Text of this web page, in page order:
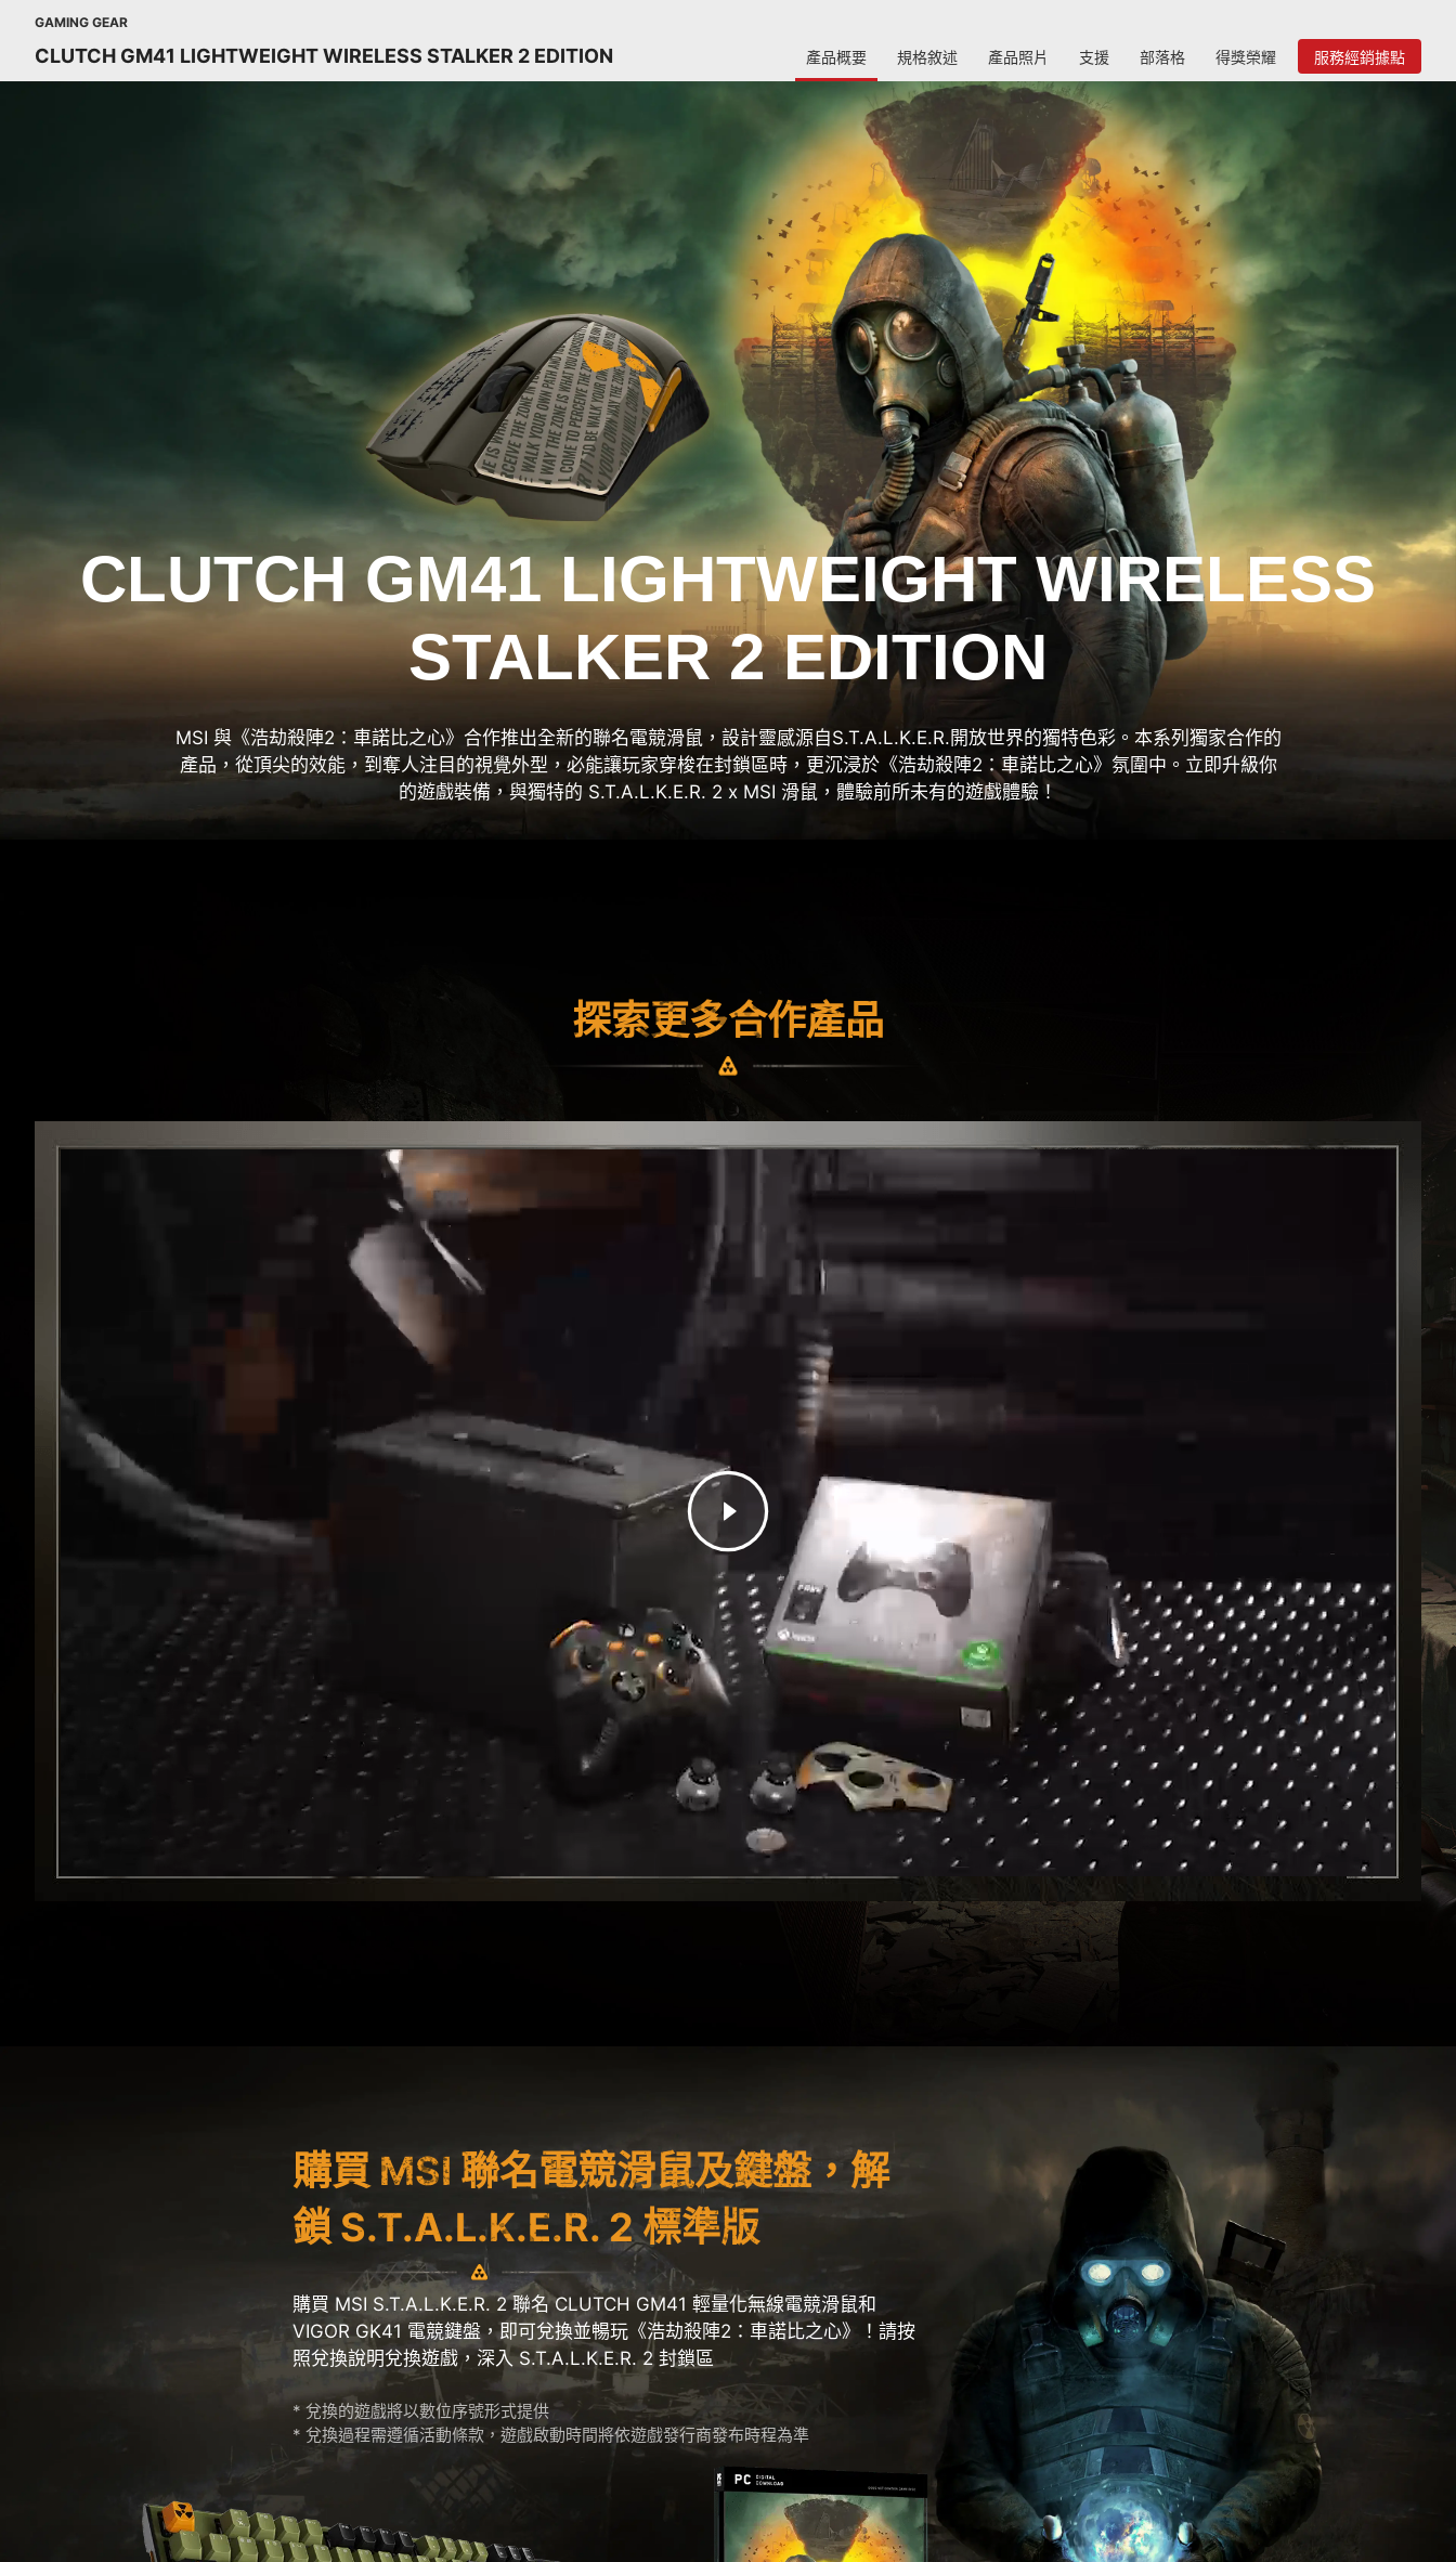
GAMING GEAR
CLUTCH GM41 LIGHTWEIGHT WIRELESS STALKER 2 EDITION 產品概要 規格敘述 產品照片 支援 部落格 得獎榮耀 服務經銷據點
CLUTCH GM41 LIGHTWEIGHT WIRELESS
STALKER 2 EDITION
MSI 與《浩劫殺陣2：車諾比之心》合作推出全新的聯名電競滑鼠，設計靈感源自S.T.A.L.K.E.R.開放世界的獨特色彩。本系列獨家合作的
產品，從頂尖的效能，到奪人注目的視覺外型，必能讓玩家穿梭在封鎖區時，更沉浸於《浩劫殺陣2：車諾比之心》氛圍中。立即升級你
的遊戲裝備，與獨特的 S.T.A.L.K.E.R. 2 x MSI 滑鼠，體驗前所未有的遊戲體驗！
探索更多合作產品
購買 MSI 聯名電競滑鼠及鍵盤，解
鎖 S.T.A.L.K.E.R. 2 標準版
購買 MSI S.T.A.L.K.E.R. 2 聯名 CLUTCH GM41 輕量化無線電競滑鼠和
VIGOR GK41 電競鍵盤，即可兌換並暢玩《浩劫殺陣2：車諾比之心》！請按
照兌換說明兌換遊戲，深入 S.T.A.L.K.E.R. 2 封鎖區
* 兌換的遊戲將以數位序號形式提供
* 兌換過程需遵循活動條款，遊戲啟動時間將依遊戲發行商發布時程為準